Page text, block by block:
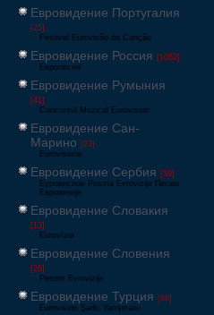
Евровидение Португалия
[25]
Festival Eurovisão da Canção
Евровидение Россия [1062]
Европесня
Евровидение Румыния
[41]
Concursul Muzical Eurovision
Евровидение Сан-
Марино [23]
Eurovisione
Евровидение Сербия [39]
Еуровисион Pesma Evrovizije Песма
Евровизије
Евровидение Словакия
[13]
Eurovízia
Евровидение Словения
[26]
Pesem Evrovizije
Евровидение Турция [66]
Eurovision Şarkı Yarışması